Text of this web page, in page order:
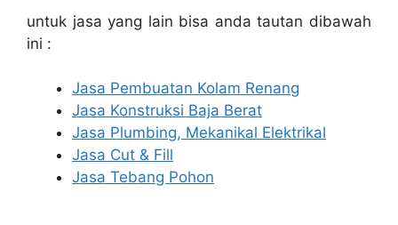
untuk jasa yang lain bisa anda tautan dibawah
ini :
Jasa Pembuatan Kolam Renang
Jasa Konstruksi Baja Berat
Jasa Plumbing, Mekanikal Elektrikal
Jasa Cut & Fill
Jasa Tebang Pohon